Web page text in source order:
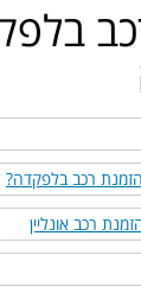
רכב בלפקדה?
רכב אונליין